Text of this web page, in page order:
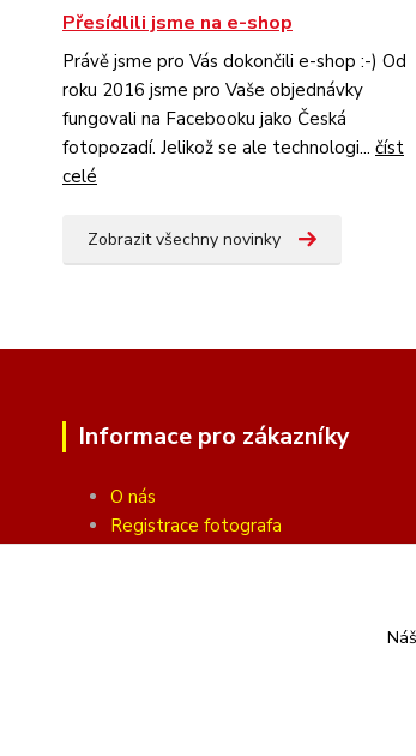
Přesídlili jsme na e-shop
Právě jsme pro Vás dokončili e-shop :-) Od
roku 2016 jsme pro Vaše objednávky
fungovali na Facebooku jako Česká
fotopozadí. Jelikož se ale technologi... číst
celé
Zobrazit všechny novinky
Informace pro zákazníky
O nás
Registrace fotografa